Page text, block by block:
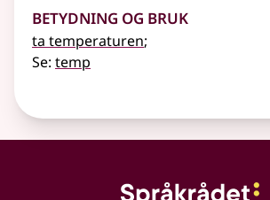
Betydning og bruk
ta temperaturen;
Se: temp